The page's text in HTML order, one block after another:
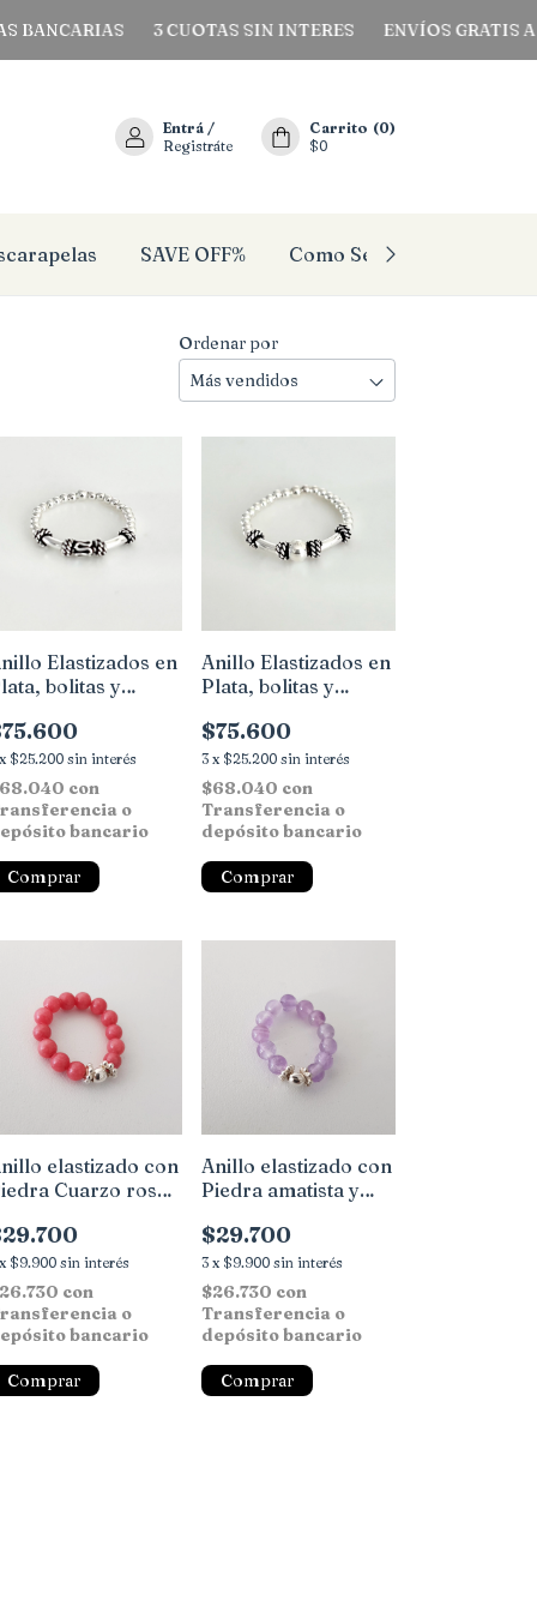
3 CUOTAS SIN INTERES ENVÍOS GRATIS A
Entrá /
Registráte
Carrito (0)
$0
SAVE OFF% Como Se Mi Talle?
Ordenar por
Elastizados en
bolitas y
x $25.200 sin interés
con
o
bancario
Anillo Elastizados en
Plata, bolitas y
$75.600
3 x $25.200 sin interés
$68.040 con
Transferencia o
depósito bancario
elastizado con
Cuarzo rosa
x $9.900 sin interés
con
o
bancario
Anillo elastizado con
Piedra amatista y
$29.700
3 x $9.900 sin interés
$26.730 con
Transferencia o
depósito bancario